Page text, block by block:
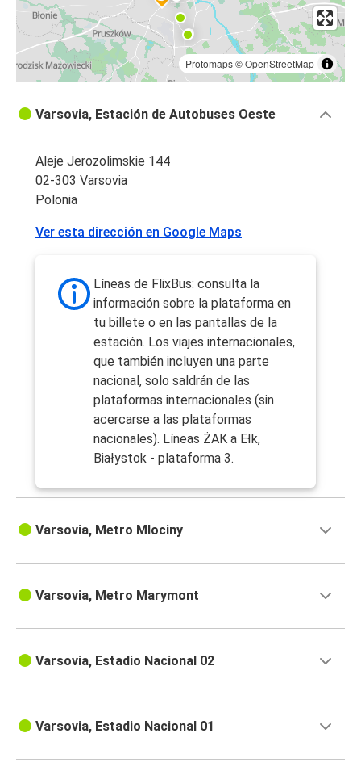
Protomaps©OpenStreetMap
Varsovia, Estación de Autobuses Oeste
Aleje Jerozolimskie 144
02-303 Varsovia
Polonia
Ver esta dirección en Google Maps
Líneas de FlixBus: consulta la
información sobre la plataforma en
tu billete o en las pantallas de la
estación. Los viajes internacionales,
que también incluyen una parte
nacional, solo saldrán de las
plataformas internacionales (sin
acercarse a las plataformas
nacionales). Líneas ŻAK a Ełk,
Białystok - plataforma 3.
Varsovia, Metro Mlociny
Varsovia, Metro Marymont
Varsovia, Estadio Nacional 02
Varsovia, Estadio Nacional 01